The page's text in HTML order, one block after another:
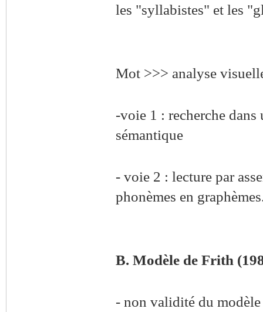
les "syllabistes" et les
Mot >>> analyse
-voie 1 : recherche
sémantique
- voie 2 : lecture par
phonèmes en
B. Modèle de Frith
- non validité du